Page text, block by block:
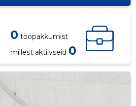
0 tööpakkumist
millest aktiivseid 0